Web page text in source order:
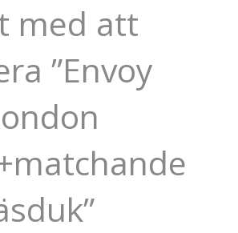
med att
”Envoy